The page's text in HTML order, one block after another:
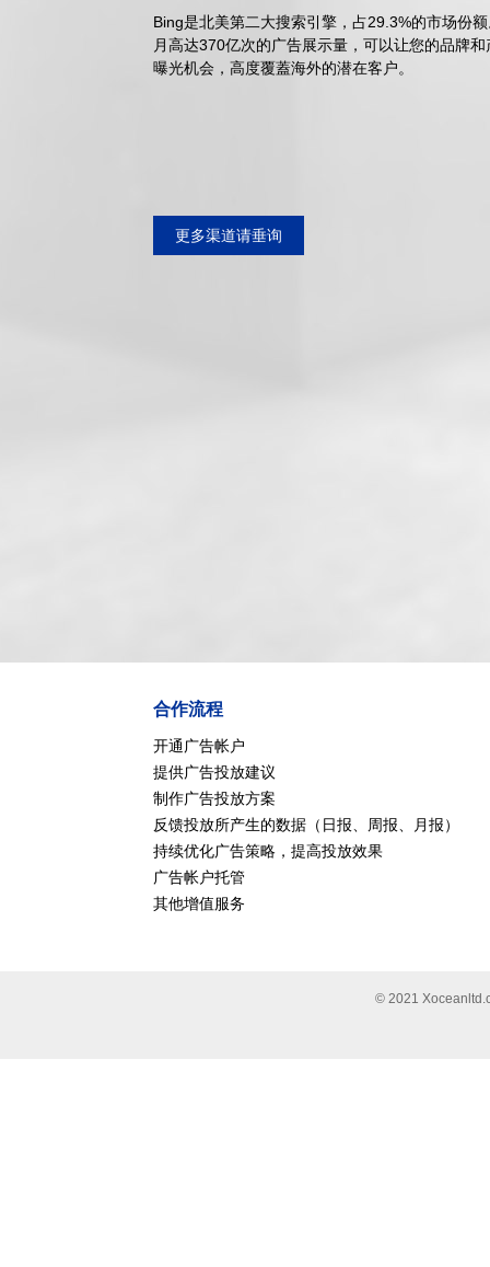
Bing是北美第二大搜索引擎，占29.3%的市场份
月高达370亿次的广告展示量，可以让您的品牌
曝光机会，高度覆蓋海外的潜在客户。
更多渠道请垂询
合作流程
开通广告帐户
提供广告投放建议
制作广告投放方案
反馈投放所产生的数据（日报、周报、月报）
持续优化广告策略，提高投放效果
广告帐户托管
其他增值服务
© 2021